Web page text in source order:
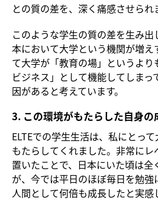
との質の差を、深く痛感させられ
このような学生の質の差を生み
本において大学という機関が増え
て大学が「教育の場」というよ
ビジネス」として機能してしま
因があると考えています。
3. この環境がもたらした自身の
ELTEでの学生生活は、私にとっ
もたらしてくれました。非常にレ
置いたことで、日本にいた頃は全
が、今では平日のほぼ毎日を勉強
人間として何倍も成長したと実感